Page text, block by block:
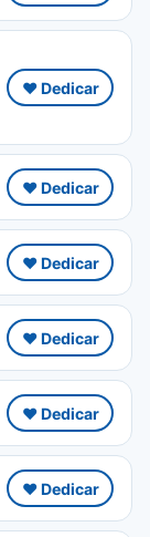
❤️ Dedicar
❤️ Dedicar
❤️ Dedicar
❤️ Dedicar
❤️ Dedicar
❤️ Dedicar